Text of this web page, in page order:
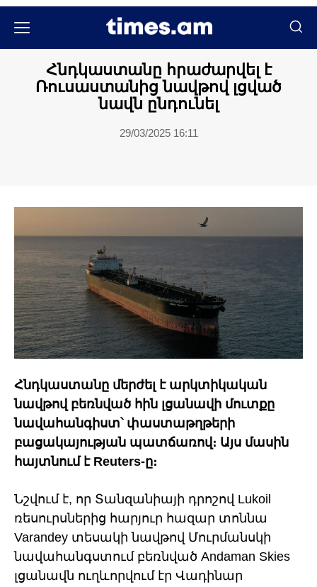
Հնդկաստանը հրաժարվել է
Ռուսաստանից նավթով լցված
նավն ընդունել
29/03/2025 16:11
Հնդկաստանը մերժել է արկտիկական
նավթով բեռնված հին լցանավի մուտքը
նավահանգիստ՝ փաստաթղթերի
բացակայության պատճառով։ Այս մասին
հայտնում է Reuters-ը։
Նշվում է, որ Տանզանիայի դրոշով Lukoil
ռեսուրսներից հարյուր հազար տոննա
Varandey տեսակի նավթով Մուրմանսկի
նավահանգստում բեռնված Andaman Skies
լցանավն ուղևորվում էր Վադինար